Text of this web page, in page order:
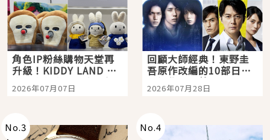
角色IP粉絲購物天堂再
升級！KIDDY LAND 原
宿店吉伊卡哇迎客，新
開幕 OMOKADO 店3分
2026年07月07日
回顧大師經典！東野圭
吾原作改編的10部日本
影視作品推薦
2026年07月28日
No.3 No.4